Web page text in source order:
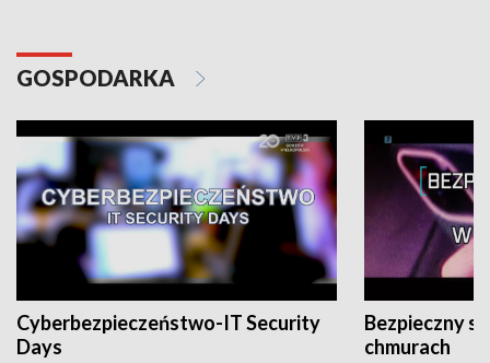
GOSPODARKA
Cyberbezpieczeństwo-IT Security
Days
Bezpieczny
chmurach